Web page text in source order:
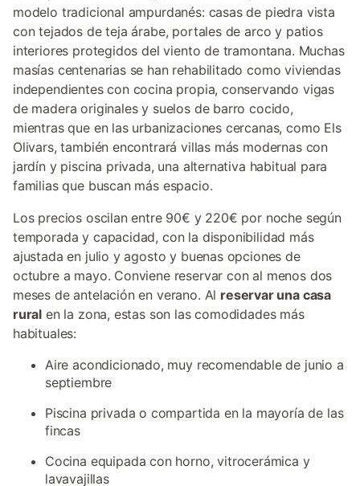
modelo tradicional ampurdanés: casas de piedra vista
con tejados de teja árabe, portales de arco y patios
interiores protegidos del viento de tramontana. Muchas
masías centenarias se han rehabilitado como viviendas
independientes con cocina propia, conservando vigas
de madera originales y suelos de barro cocido,
mientras que en las urbanizaciones cercanas, como Els
Olivars, también encontrará villas más modernas con
jardín y piscina privada, una alternativa habitual para
familias que buscan más espacio.
Los precios oscilan entre 90€ y 220€ por noche según
temporada y capacidad, con la disponibilidad más
ajustada en julio y agosto y buenas opciones de
octubre a mayo. Conviene reservar con al menos dos
meses de antelación en verano. Al reservar una casa
rural en la zona, estas son las comodidades más
habituales:
Aire acondicionado, muy recomendable de junio a
septiembre
Piscina privada o compartida en la mayoría de las
fincas
Cocina equipada con horno, vitrocerámica y
lavavajillas